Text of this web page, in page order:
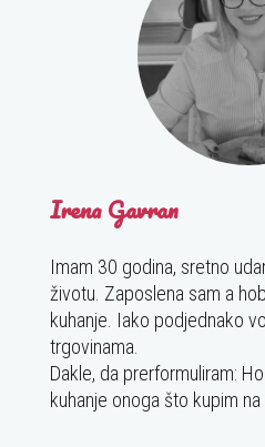
Irena Gavran
Imam 30 godina, sretno
životu. Zaposlena sam a
kuhanje. Iako podjednako
trgovinama.
Dakle, da prerformuliram:
kuhanje onoga što kupim na